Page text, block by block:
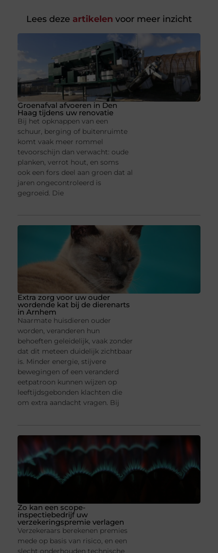
Lees deze artikelen voor meer inzicht
Groenafval afvoeren in Den
Haag tijdens uw renovatie
Bij het opknappen van een
schuur, berging of buitenruimte
komt vaak meer rommel
tevoorschijn dan verwacht: oude
planken, verrot hout, en soms
ook een fors deel aan groen dat al
jaren ongecontroleerd is
gegroeid. Die
Extra zorg voor uw ouder
wordende kat bij de dierenarts
in Arnhem
Naarmate huisdieren ouder
worden, veranderen hun
behoeften geleidelijk, vaak zonder
dat dit meteen duidelijk zichtbaar
is. Minder energie, stijvere
bewegingen of een veranderd
eetpatroon kunnen wijzen op
leeftijdsgebonden klachten die
om extra aandacht vragen. Bij
Zo kan een scope-
inspectiebedrijf uw
verzekeringspremie verlagen
Verzekeraars berekenen premies
mede op basis van risico, en een
slecht onderhouden technische